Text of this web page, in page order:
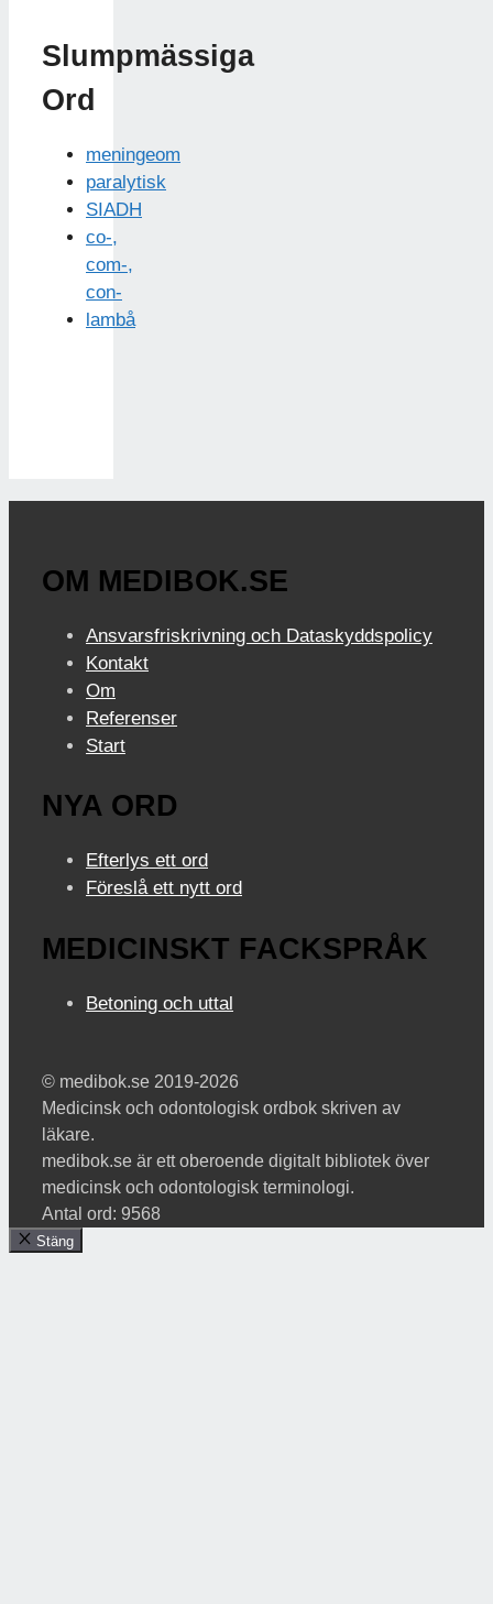
Slumpmässiga
Ord
meningeom
paralytisk
SIADH
co-,
com-,
con-
lambå
OM MEDIBOK.SE
Ansvarsfriskrivning och Dataskyddspolicy
Kontakt
Om
Referenser
Start
NYA ORD
Efterlys ett ord
Föreslå ett nytt ord
MEDICINSKT FACKSPRÅK
Betoning och uttal
© medibok.se 2019-2026
Medicinsk och odontologisk ordbok skriven av
läkare.
medibok.se är ett oberoende digitalt bibliotek över
medicinsk och odontologisk terminologi.
Antal ord: 9568
Stäng